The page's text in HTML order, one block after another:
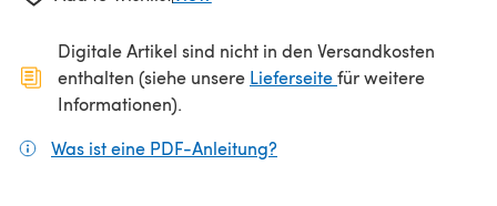
Digitale Artikel sind nicht in den Versandkosten
enthalten (siehe unsere Lieferseite(öffnet sich in
für weitere
Informationen).
Was ist eine PDF-Anleitung?